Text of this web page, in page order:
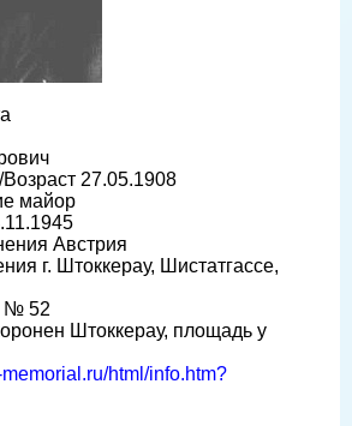
27.05.1908
майор
Австрия
г. Штоккерау, Шистатгассе,
№ 52
Штоккерау, площадь у
html/info.htm?